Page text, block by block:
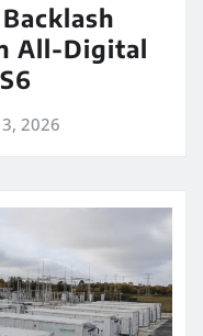
All-Digital
2026